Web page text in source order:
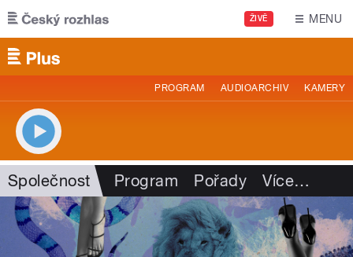
Přejít k hlavnímu obsahu
ŽIVĚ MENU
PROGRAM AUDIOARCHIV KAMERY
Společnost Program Pořady Více…